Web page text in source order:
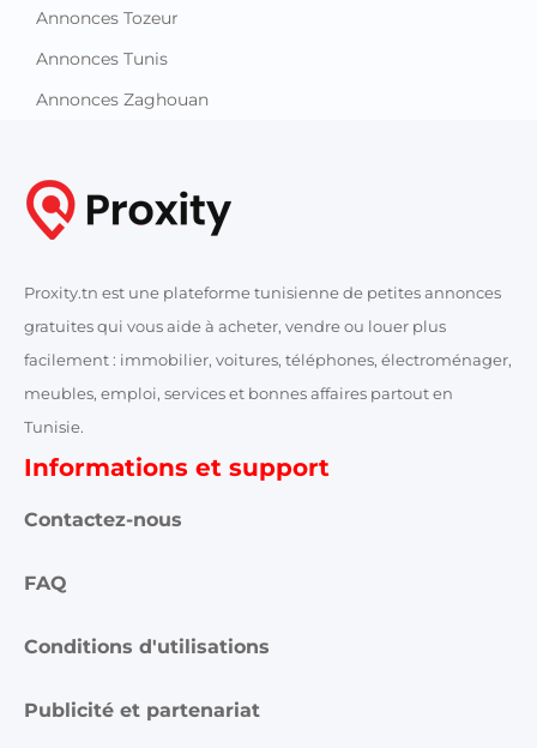
Annonces Tozeur
Annonces Tunis
Annonces Zaghouan
Proxity.tn est une plateforme tunisienne de petites annonces
gratuites qui vous aide à acheter, vendre ou louer plus
facilement : immobilier, voitures, téléphones, électroménager,
meubles, emploi, services et bonnes affaires partout en
Tunisie.
Informations et support
Contactez-nous
FAQ
Conditions d'utilisations
Publicité et partenariat